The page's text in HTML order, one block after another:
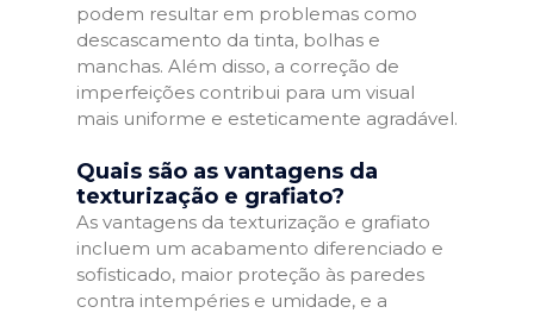
podem resultar em problemas como
descascamento da tinta, bolhas e
manchas. Além disso, a correção de
imperfeições contribui para um visual
mais uniforme e esteticamente agradável.
Quais são as vantagens da
texturização e grafiato?
As vantagens da texturização e grafiato
incluem um acabamento diferenciado e
sofisticado, maior proteção às paredes
contra intempéries e umidade, e a